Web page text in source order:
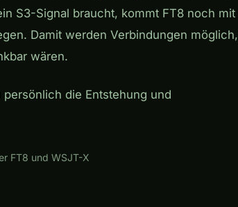
S3-Signal braucht, kommt FT8 noch mit
Damit werden Verbindungen möglich,
wären.
die Entstehung und
FT8 und WSJT-X